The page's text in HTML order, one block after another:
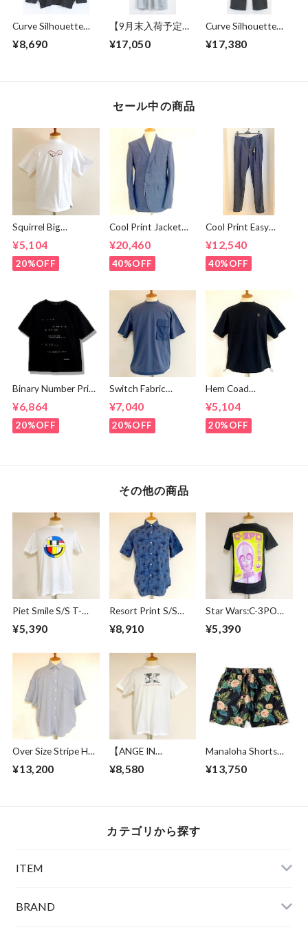
Curve Silhouette
Cut & Sewn Black
¥8,690
【9月末入荷予定】
Sweat Wide Easy
Pants Gray
¥17,050
Curve Silhouette
Slacks Pants
Charcoal
¥17,380
セール中の商品
Squirrel Big
shirts White /
Brown
¥5,104
20%OFF
Cool Print Jacket
¥20,460
40%OFF
Cool Print Easy
¥12,540
40%OFF
Binary Number Print
T-shirts Black
¥6,864
20%OFF
Switch Fabric
Pocket T-shirts
Ash Navy
¥7,040
20%OFF
Hem Coad
Embroidery T-
shirts Black /
Brown
¥5,104
20%OFF
その他の商品
Piet Smile S/S T-
shirts White
¥5,390
Resort Print S/S
Shirts Blue
¥8,910
Star Wars:C-3PO
Japanese Black
¥5,390
Over Size Stripe Half
Sleeve Shirts
White / Black
¥13,200
【ANGE IN
DISGUISE】 Print T-
shirts #a culture of
¥8,580
Manaloha Shorts
Navy
¥13,750
カテゴリから探す
ITEM
BRAND